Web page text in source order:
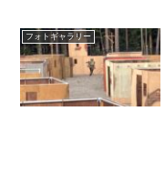
フォトギャラリー